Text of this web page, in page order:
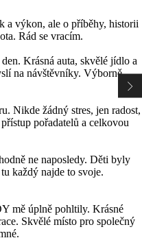
a výkon, ale o příběhy, historii
Rád se vracím.
Krásná auta, skvělé jídlo a
na návštěvníky. Výborně
Nikde žádný stres, jen radost,
pořadatelů a celkovou
ne naposledy. Děti byly
každý najde to svoje.
mě úplně pohltily. Krásné
Skvělé místo pro společný